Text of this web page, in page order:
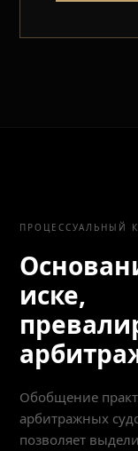
ПРОЦЕССУАЛЬНЫЙ
иске,
Обобщение
арбитражных
позволяет